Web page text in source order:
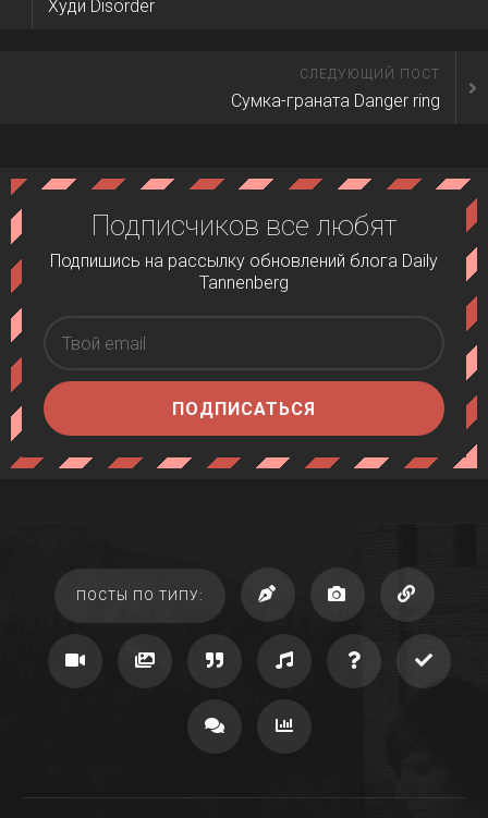
Худи Disorder
СЛЕДУЮЩИЙ ПОСТ
Сумка-граната Danger ring
Подписчиков все любят
Подпишись на рассылку обновлений блога Daily
Tannenberg
ПОДПИСАТЬСЯ
ПОСТЫ ПО ТИПУ: